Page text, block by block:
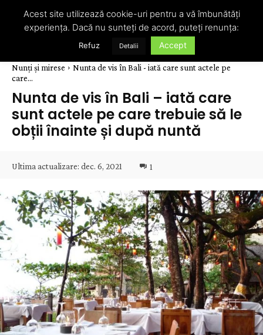
Nunți și mirese
Nunta de vis în Bali - iată care sunt actele pe
care...
Nunta de vis în Bali – iată care
sunt actele pe care trebuie să le
obții înainte și după nuntă
Ultima actualizare: dec. 6, 2021 1
Acest site utilizează cookie-uri pentru a vă îmbunătăți
experiența. Dacă nu sunteți de acord, puteți renunța:
Refuz Detalii Accept